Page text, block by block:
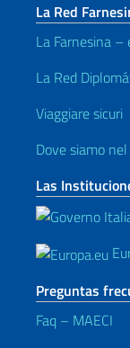
La Red
La Farnesina –
La Red
Viaggiare sicuri
Dove siamo
Las
Preguntas
Faq – MAECI